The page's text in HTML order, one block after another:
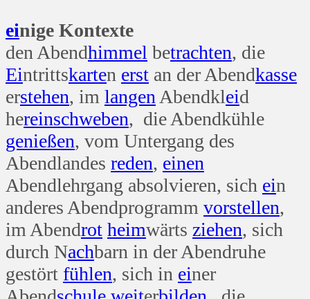
einige Kontexte
den Abendhimmel betrachten, die
Eintrittskarten erst an der Abendkasse
erstehen, im langen Abendkleid
hereinschweben, die Abendkühle
genießen, vom Untergang des
Abendlandes reden, einen
Abendlehrgang absolvieren, sich ein
anderes Abendprogramm vorstellen,
im Abendrot heimwärts ziehen, sich
durch Nachbarn in der Abendruhe
gestört fühlen, sich in einer